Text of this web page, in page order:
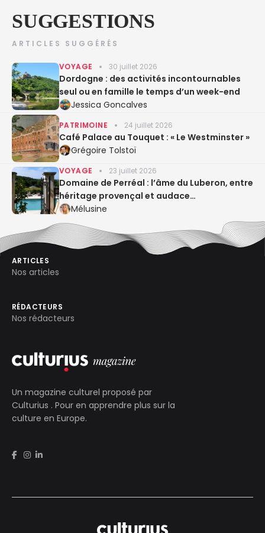
SUGGESTIONS
ARTICLES SUGGÉRÉS
VOYAGE 30 juillet 2026
Dordogne : des activités incontournables
seul ou en famille le temps d’un week-end
Jessica Goncalves
PATRIMOINE 24 juillet 2026
Café Palace au Touquet : « Le Westminster »
Grégoire Tolstoï
VOYAGE 23 juillet 2026
Domaine de Perréal : l’âme du Luberon, entre
héritage provençal et audace
gastronomique
Mélusine
Un magazine culturel proposé par
Culturius . Pour en apprendre plus sur la
culture en Europe.
ARTICLES
Nos articles
RÉDACTEURS
Nos rédacteurs